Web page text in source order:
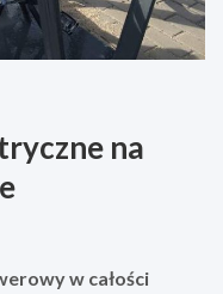
na
w całości